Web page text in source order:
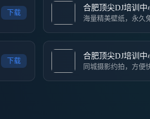
下载
合肥顶尖DJ培训中
海量精美壁纸，永久
下载
合肥顶尖DJ培训中
同城摄影约拍，方便